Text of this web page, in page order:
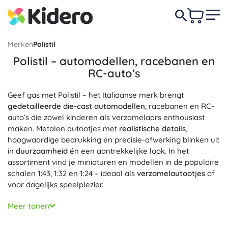
MerkenPolistil
Polistil – automodellen, racebanen en
RC-auto’s
Geef gas met Polistil – het Italiaanse merk brengt
gedetailleerde die-cast automodellen, racebanen en RC-
auto’s die zowel kinderen als verzamelaars enthousiast
maken. Metalen autootjes met realistische details,
hoogwaardige bedrukking en precisie-afwerking blinken uit
in duurzaamheid én een aantrekkelijke look. In het
assortiment vind je miniaturen en modellen in de populaire
schalen 1:43, 1:32 en 1:24 – ideaal als verzamelautootjes of
voor dagelijks speelplezier.
Polistil-racebanen en -racesets zorgen voor een
dynamische rit
Meer tonen